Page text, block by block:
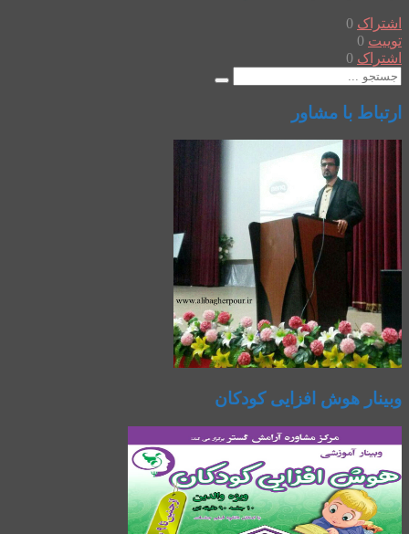
اشتراک 0
توییت 0
اشتراک 0
ارتباط با مشاور
وبینار هوش افزایی کودکان